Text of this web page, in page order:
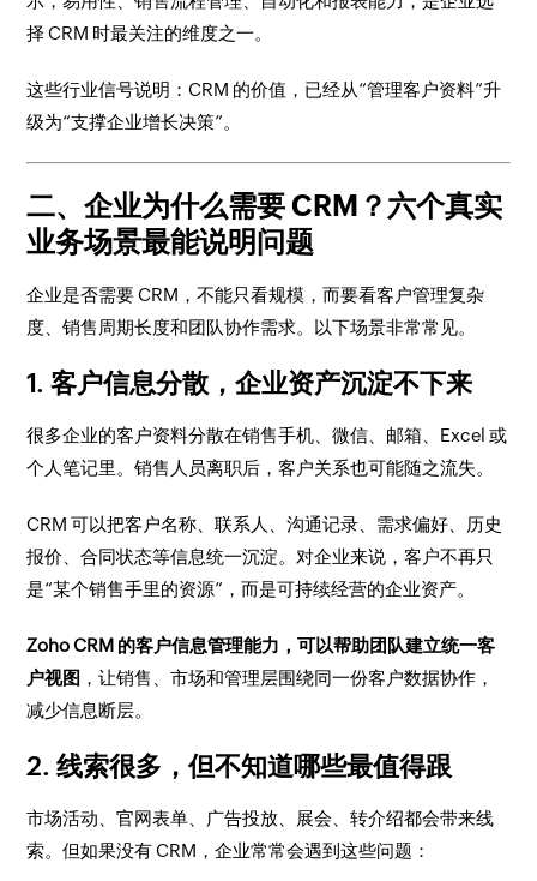
择 CRM 时最关注的维度之一。
这些行业信号说明：CRM 的价值，已经从“管理客户资料”升
级为“支撑企业增长决策”。
二、企业为什么需要 CRM？六个真实
业务场景最能说明问题
企业是否需要 CRM，不能只看规模，而要看客户管理复杂
度、销售周期长度和团队协作需求。以下场景非常常见。
1. 客户信息分散，企业资产沉淀不下来
很多企业的客户资料分散在销售手机、微信、邮箱、Excel 或
个人笔记里。销售人员离职后，客户关系也可能随之流失。
CRM 可以把客户名称、联系人、沟通记录、需求偏好、历史
报价、合同状态等信息统一沉淀。对企业来说，客户不再只
是“某个销售手里的资源”，而是可持续经营的企业资产。
Zoho CRM 的客户信息管理能力，可以帮助团队建立统一客
户视图 ，让销售、市场和管理层围绕同一份客户数据协作，
减少信息断层。
2. 线索很多，但不知道哪些最值得跟
市场活动、官网表单、广告投放、展会、转介绍都会带来线
索。但如果没有 CRM，企业常常会遇到这些问题：